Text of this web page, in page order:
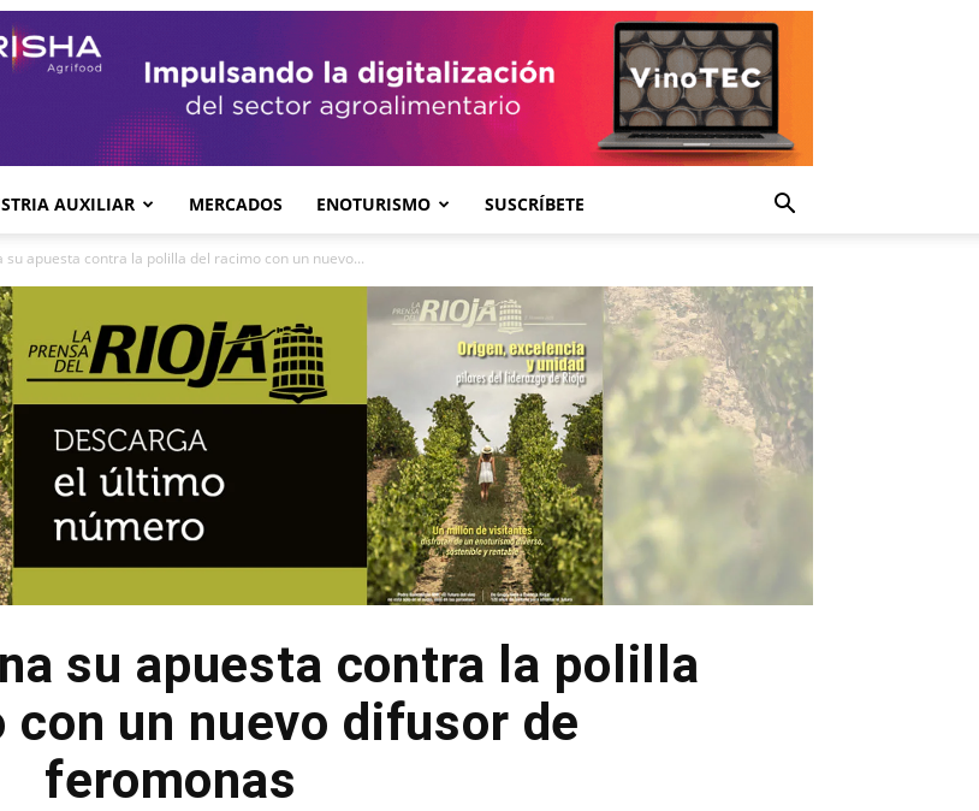
AUXILIAR MERCADOS ENOTURISMO SUSCRÍBETE
apuesta contra la polilla del racimo con un nuevo...
su apuesta contra la polilla
con un nuevo difusor de
feromonas